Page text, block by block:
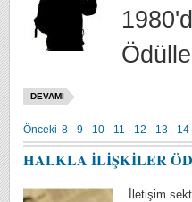
DEVAMI
Önceki 8 9 10 11 12 13 14
HALKLA İLİŞKİLER
İletişim